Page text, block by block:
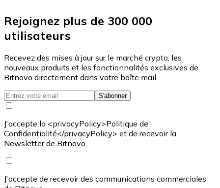
Rejoignez plus de 300 000
utilisateurs
Recevez des mises à jour sur le marché crypto, les
nouveaux produits et les fonctionnalités exclusives de
Bitnovo directement dans votre boîte mail.
S'abonner
J'accepte la <privacyPolicy>Politique de
Confidentialité</privacyPolicy> et de recevoir la
Newsletter de Bitnovo
J'accepte de recevoir des communications commerciales